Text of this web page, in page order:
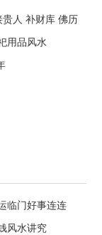
人 补财库 佛历
用品风水
临门好事连连
风水讲究